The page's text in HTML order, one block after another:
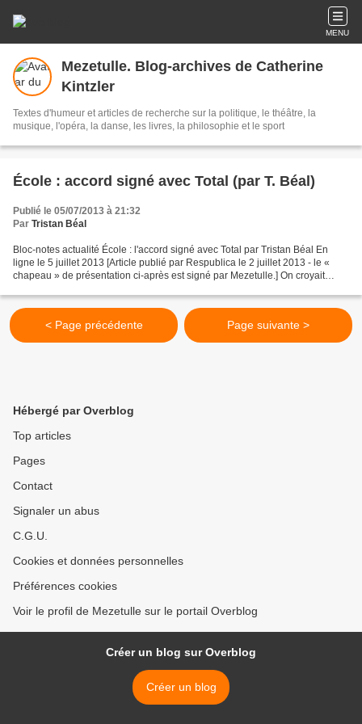
MENU
Mezetulle. Blog-archives de Catherine
Kintzler
Textes d'humeur et articles de recherche sur la politique, le théâtre, la
musique, l'opéra, la danse, les livres, la philosophie et le sport
École : accord signé avec Total (par T. Béal)
Publié le 05/07/2013 à 21:32
Par Tristan Béal
Bloc-notes actualité École : l'accord signé avec Total par Tristan Béal En
ligne le 5 juillet 2013 [Article publié par Respublica le 2 juillet 2013 - le «
chapeau » de présentation ci-après est signé par Mezetulle.] On croyait
< Page précédente Page suivante >
Hébergé par Overblog
Top articles
Pages
Contact
Signaler un abus
C.G.U.
Cookies et données personnelles
Préférences cookies
Voir le profil de Mezetulle sur le portail Overblog
Créer un blog sur Overblog
Créer un blog